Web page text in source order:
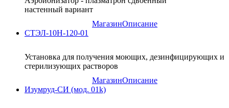
настенный вариант
МагазинОписание
СТЭЛ-10Н-120-01
Установка для получения моющих, дезинфицирующих и
стерилизующих растворов
МагазинОписание
Изумруд-СИ (мод. 01k)